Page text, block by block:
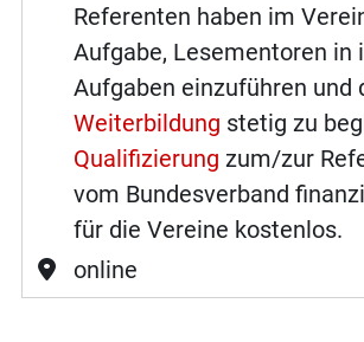
Referenten haben im
Aufgabe, Lesementoren in
Aufgaben einzuführen und
Weiterbildung stetig zu
Qualifizierung zum/zur
vom Bundesverband
für die Vereine kostenlos.
online